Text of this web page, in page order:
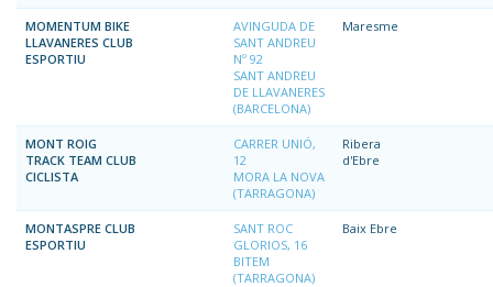
MOMENTUM BIKE
LLAVANERES CLUB
ESPORTIU
AVINGUDA DE
SANT ANDREU
Nº 92
SANT ANDREU
DE LLAVANERES
(BARCELONA)
Maresme
MONT ROIG
TRACK TEAM CLUB
CICLISTA
CARRER UNIÓ,
12
MORA LA NOVA
(TARRAGONA)
Ribera
d'Ebre
MONTASPRE CLUB
ESPORTIU
SANT ROC
GLORIOS, 16
BITEM
(TARRAGONA)
Baix Ebre